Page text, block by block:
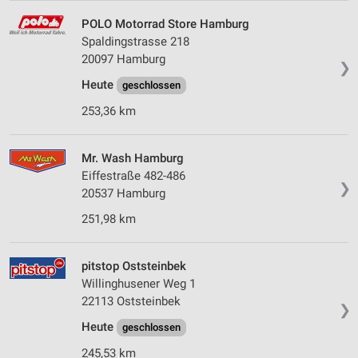
❯
POLO Motorrad Store Hamburg
Spaldingstrasse 218
20097 Hamburg
Heute
geschlossen
253,36 km
❯
Mr. Wash Hamburg
Eiffestraße 482-486
20537 Hamburg
251,98 km
❯
pitstop Oststeinbek
Willinghusener Weg 1
22113 Oststeinbek
Heute
geschlossen
245,53 km
Erstellung von Profilen zur Personalisierung
von Inhalten
Verwendung von Profilen zur Auswahl
Messung der Performance von Inhalten
Analyse von Zielgruppen durch Statistiken oder
Kombinationen von Daten aus verschiedenen
Entwicklung und Verbesserung der Angebote
Verwendung reduzierter Daten zur Auswahl von
IAB-Besonderheiten: